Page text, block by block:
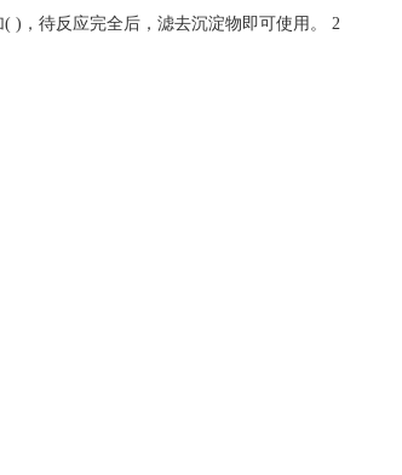
，待反应完全后，滤去沉淀物即可使用。 2